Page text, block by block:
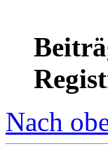
Nach